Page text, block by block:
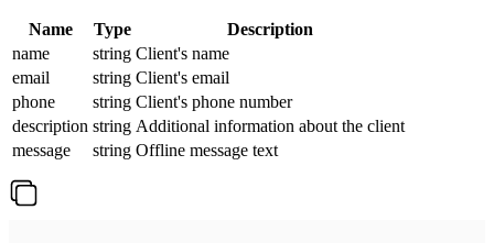
Name Type
Description
name
string Client's name
email
string Client's email
phone
string Client's phone number
description string Additional information about the client
message
string Offline message text